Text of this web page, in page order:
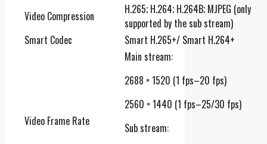
Video Compression
H.265; H.264; H.264B; MJPEG (only
supported by the sub stream)
Smart Codec
Smart H.265+/ Smart H.264+
Video Frame Rate
Main stream:
2688 × 1520 (1 fps–20 fps)
2560 × 1440 (1 fps–25/30 fps)
Sub stream: